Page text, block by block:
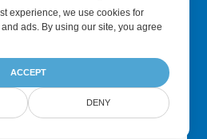
Product Updates
& offers directly delivered to your
mailbox.
experience, we use cookies for
ads. By using our site, you agree
ACCEPT
DENY